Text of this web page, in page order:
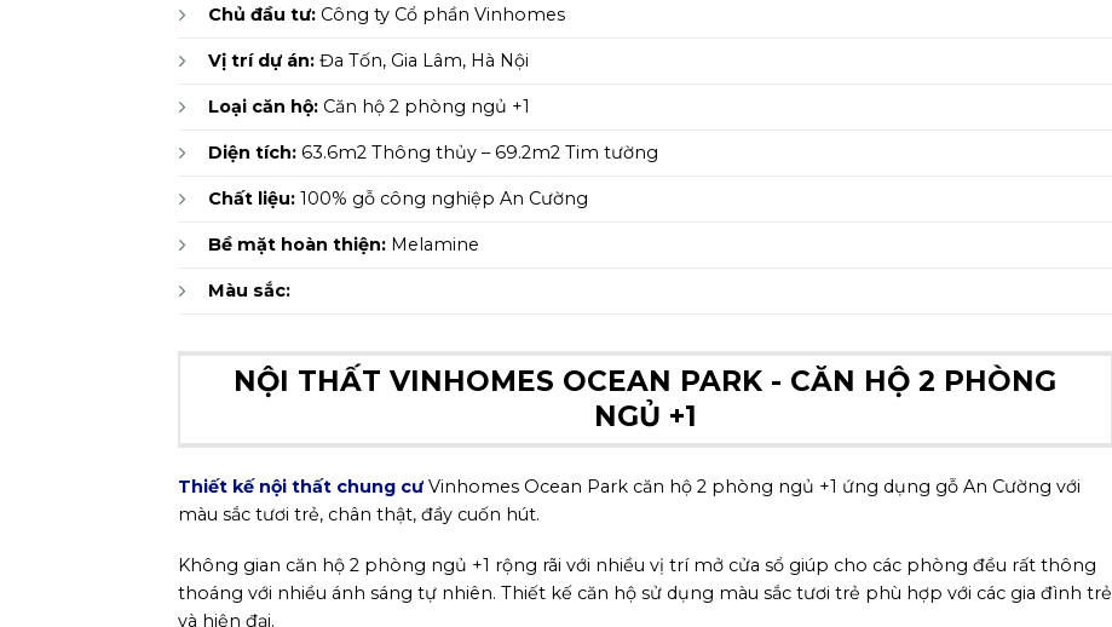
Chủ đầu tư: Công ty Cổ phần Vinhomes
Vị trí dự án: Đa Tốn, Gia Lâm, Hà Nội
Loại căn hộ: Căn hộ 2 phòng ngủ +1
Diện tích: 63.6m2 Thông thủy – 69.2m2 Tim tường
Chất liệu: 100% gỗ công nghiệp An Cường
Bề mặt hoàn thiện: Melamine
Màu sắc:
NỘI THẤT VINHOMES OCEAN PARK - CĂN HỘ 2 PHÒNG
NGỦ +1
Thiết kế nội thất chung cưVinhomes Ocean Park căn hộ 2 phòng ngủ +1 ứng dụng gỗ An Cường với
màu sắc tươi trẻ, chân thật, đầy cuốn hút.
Không gian căn hộ 2 phòng ngủ +1 rộng rãi với nhiều vị trí mở cửa sổ giúp cho các phòng đều rất thông
thoáng với nhiều ánh sáng tự nhiên. Thiết kế căn hộ sử dụng màu sắc tươi trẻ phù hợp với các gia đình trẻ
và hiện đại.